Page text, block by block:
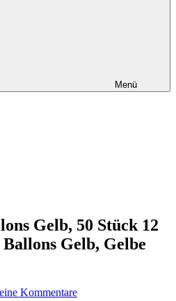
Menü
Gelb, 50 Stück 12
Gelb, Gelbe
Kommentare